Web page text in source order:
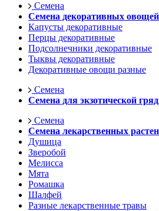
Семена
Семена декоративных овощей
Капусты декоративные
Перцы декоративные
Подсолнечники декоративные
Тыквы декоративные
Декоративные овощи разные
Семена
Семена для экзотической
Семена
Семена лекарственных
Душица
Зверобой
Мелисса
Мята
Ромашка
Шалфей
Разные лекарственные травы